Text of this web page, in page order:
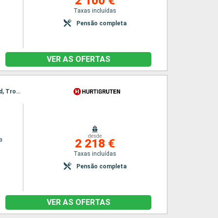
Taxas incluídas
Pensão completa
VER AS OFERTAS
Itinerário : Bergen, Floro, Maloy, Torvik, Alesund, Hjorundfjorden, Molde, Maloy, Kristiansund, Trondheim, Rorvik, Torvik, Bronnoysund, Sandnessjoen, Nesna (passagem circulo polar), Ornes, Bodo, Stamsund, Svolvaer, Alesund, Stokmarknes, sortland, Risoyhamn, Harstad, Finnsnes, Tromso, Skjervoy, Hjorundfjorden, Oksfjord, Hammerfest, Havoysund, Honningsvag, Kjollefjord, Mehamn, Berlevag, Alesund, Batsfjord, Vardo, Vadso, Kirkenes, Berlevag, Molde, Mehamn, Kjollefjord, Honningsvag, Havoysund, Hammerfest, Oksfjord, Skjervoy, Tromso, Kristiansund, Finnsnes, Harstad, Risoyhamn, sortland, Stokmarknes, Svolvaer, Stamsund, Trondheim, Bodo, Ornes, Nesna (passagem circulo polar), Sandnessjoen, Bronnoysund, Rorvik, Trondheim, Bronnoysund, Sandnessjoen, Nesna (passagem circulo polar), Ornes, Bodo, Stamsund, Svolvaer, Stokmarknes, sortland, Risoyhamn, Harstad, Finnsnes, Tromso, Skjervoy, Oksfjord, Hammerfest, Havoysund, Honningsvag, Kjollefjord, Mehamn, Berlevag, Batsfjord, Vardo, Vadso, Kirkenes, Vardo, Batsfjord, Berlevag, Mehamn, Kjollefjord, Honningsvag, Havoysund, Hammerfest, Oksfjord, Skjervoy, Tromso, Finnsnes, Harstad, Risoyhamn, sortland, Stokmarknes, Svolvaer, Stamsund, Bodo, Ornes, Nesna (passagem circulo polar), Sandnessjoen, Bronnoysund, Rorvik, Trondheim
desde
2 218 €
Taxas incluídas
Pensão completa
VER AS OFERTAS